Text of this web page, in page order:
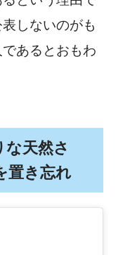
しないのがも
あるとおもわ
天然さ
置き忘れ